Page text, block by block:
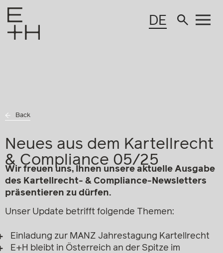
DE
Back
Neues aus dem Kartellrecht
& Compliance 05/25
Wir freuen uns, Ihnen unsere aktuelle Ausgabe
des Kartellrecht- & Compliance-Newsletters
präsentieren zu dürfen.
Unser Update betrifft folgende Themen:
Einladung zur MANZ Jahrestagung Kartellrecht
E+H bleibt in Österreich an der Spitze im